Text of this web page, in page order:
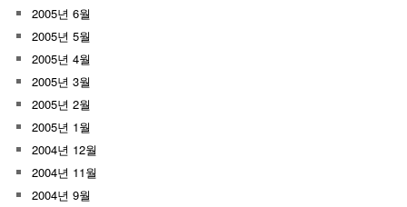
2005년 6월
2005년 5월
2005년 4월
2005년 3월
2005년 2월
2005년 1월
2004년 12월
2004년 11월
2004년 9월